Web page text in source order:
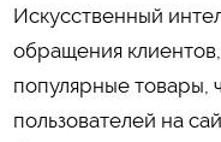
Искусственный
обращения
популярные товары,
пользователей на